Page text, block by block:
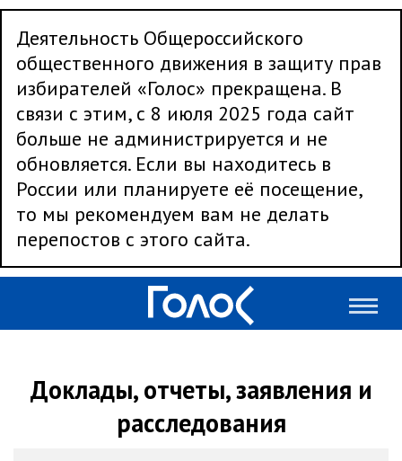
Деятельность Общероссийского
общественного движения в защиту прав
избирателей «Голос» прекращена. В
связи с этим, с 8 июля 2025 года сайт
больше не администрируется и не
обновляется. Если вы находитесь в
России или планируете её посещение,
то мы рекомендуем вам не делать
перепостов с этого сайта.
Доклады, отчеты, заявления и
расследования